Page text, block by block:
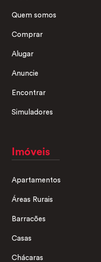
Quem somos
Comprar
Alugar
Anuncie
Encontrar
Simuladores
Imóveis
Apartamentos
Áreas Rurais
Barracões
Casas
Chácaras